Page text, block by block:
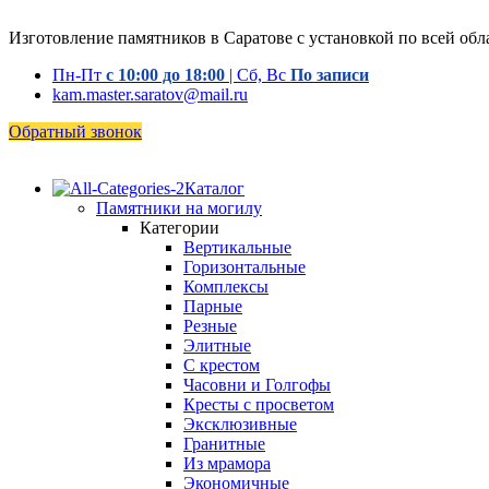
Изготовление памятников в Саратове с установкой по всей
Пн-Пт с 10:00 до 18:00 | Сб, Вс По записи
kam.master.saratov@mail.ru
Обратный звонок
Каталог
Памятники на могилу
Категории
Вертикальные
Горизонтальные
Комплексы
Парные
Резные
Элитные
С крестом
Часовни и Голгофы
Кресты с просветом
Эксклюзивные
Гранитные
Из мрамора
Экономичные